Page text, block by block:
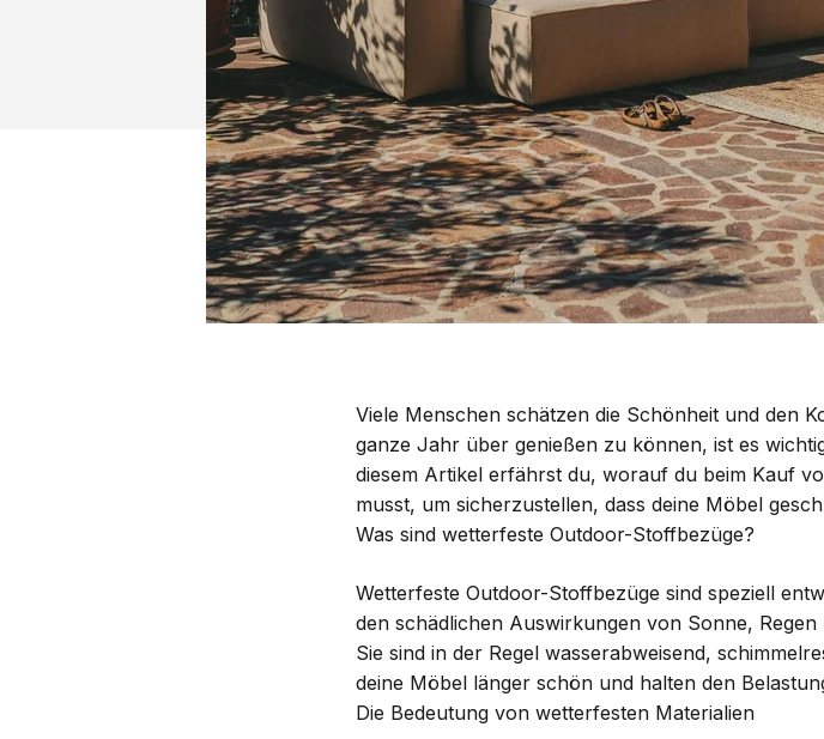
Viele Menschen schätzen die Schönheit und den
ganze Jahr über genießen zu können, ist es
diesem Artikel erfährst du, worauf du beim Kauf
musst, um sicherzustellen, dass deine Möbel
Was sind wetterfeste Outdoor-Stoffbezüge?
Wetterfeste Outdoor-Stoffbezüge sind speziell
den schädlichen Auswirkungen von Sonne,
Sie sind in der Regel wasserabweisend,
deine Möbel länger schön und halten den
Die Bedeutung von wetterfesten Materialien